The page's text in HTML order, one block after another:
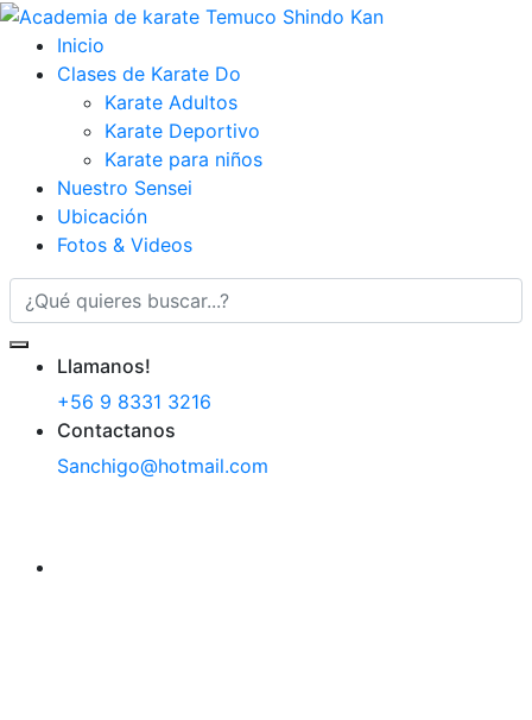
Inicio
Clases de Karate Do
Karate Adultos
Karate Deportivo
Karate para niños
Nuestro Sensei
Ubicación
Fotos & Videos
Llamanos!
+56 9 8331 3216
Contactanos
Sanchigo@hotmail.com